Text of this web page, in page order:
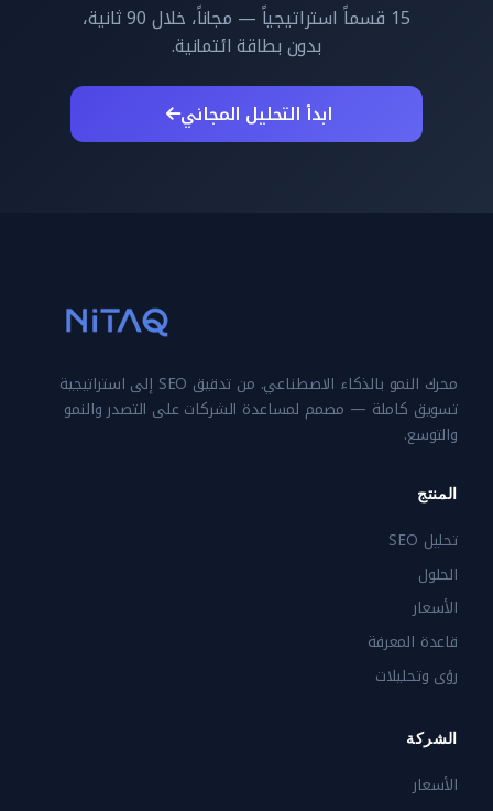
15 قسماً استراتيجياً — مجاناً، خلال 90 ثانية،
بدون بطاقة ائتمانية.
ابدأ التحليل المجاني
محرك النمو بالذكاء الاصطناعي. من تدقيق SEO إلى استراتيجية
تسويق كاملة — مصمم لمساعدة الشركات على التصدر والنمو
والتوسع.
المنتج
تحليل SEO
الحلول
الأسعار
قاعدة المعرفة
رؤى وتحليلات
الشركة
الأسعار